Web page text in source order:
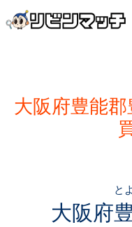
大阪府豊能
大阪府
と